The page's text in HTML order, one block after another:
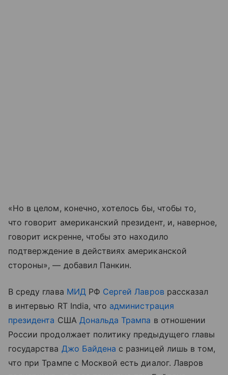
«Но в целом, конечно, хотелось бы, чтобы то,
что говорит американский президент, и, наверное,
говорит искренне, чтобы это находило
подтверждение в действиях американской
стороны», — добавил Панкин.
В среду глава МИД РФ Сергей Лавров рассказал
в интервью RT India, что администрация
президента США Дональда Трампа в отношении
России продолжает политику предыдущего главы
государства Джо Байдена с разницей лишь в том,
что при Трампе с Москвой есть диалог. Лавров